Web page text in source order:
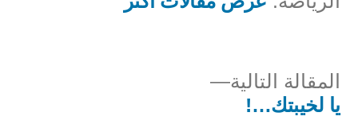
المقالة التالية
المقالة
يا لخيبتك…!